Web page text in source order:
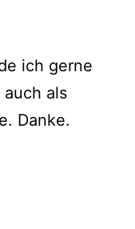
ich gerne
als
Danke.